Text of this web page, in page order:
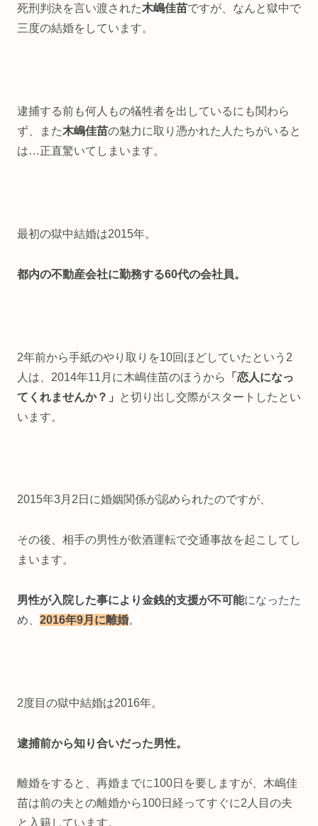
死刑判決を言い渡された木嶋佳苗ですが、なんと獄中で
三度の結婚をしています。
逮捕する前も何人もの犠牲者を出しているにも関わら
ず、また木嶋佳苗の魅力に取り憑かれた人たちがいると
は…正直驚いてしまいます。
最初の獄中結婚は2015年。
都内の不動産会社に勤務する60代の会社員。
2年前から手紙のやり取りを10回ほどしていたという2
人は、2014年11月に木嶋佳苗のほうから
「恋人になっ
てくれませんか？」
と切り出し交際がスタートしたとい
います。
2015年3月2日に婚姻関係が認められたのですが、
その後、相手の男性が飲酒運転で交通事故を起こしてし
まいます。
男性が入院した事により金銭的支援が不可能になったた
め、 2016年9月に離婚。
2度目の獄中結婚は2016年。
逮捕前から知り合いだった男性。
離婚をすると、再婚までに100日を要しますが、木嶋佳
苗は前の夫との離婚から100日経ってすぐに2人目の夫
と入籍しています。